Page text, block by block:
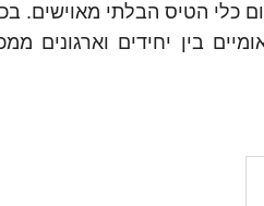
כלי הטיס הבלתי מאוישים.
בין יחידים וארגונים